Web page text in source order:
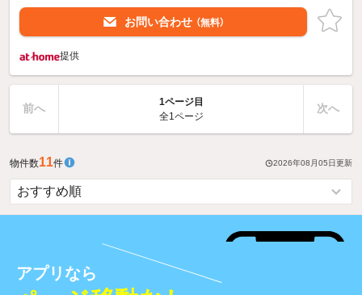
お問い合わせ （無料）
提供
前へ
1ページ目
全1ページ
次へ
物件数11件 2026年08月05日更新
アプリなら